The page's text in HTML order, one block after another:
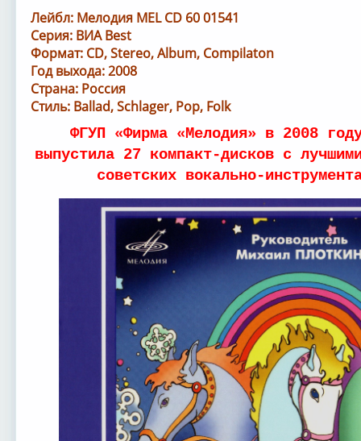
Лейбл: Мелодия MEL CD 60 01541
Серия: ВИА Best
Формат: CD, Stereo, Album, Compilaton
Год выхода: 2008
Страна: Россия
Стиль: Ballad, Schlager, Pop, Folk
ФГУП «Фирма «Мелодия» в 2008
выпустила 27 компакт-дисков с
советских вокально-